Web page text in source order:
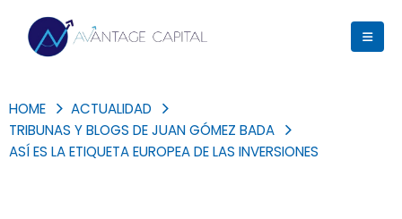
HOME
ACTUALIDAD
TRIBUNAS Y BLOGS DE JUAN GÓMEZ BADA
ASÍ ES LA ETIQUETA EUROPEA DE LAS INVERSIONES